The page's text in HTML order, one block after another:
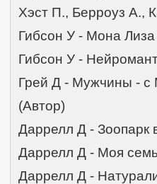
Хэст П., Берроуз А.,
Гибсон У - Мона
Гибсон У -
Грей Д - Мужчины - с
(Автор)
Даррелл Д - Зоопарк
Даррелл Д - Моя
Даррелл Д -